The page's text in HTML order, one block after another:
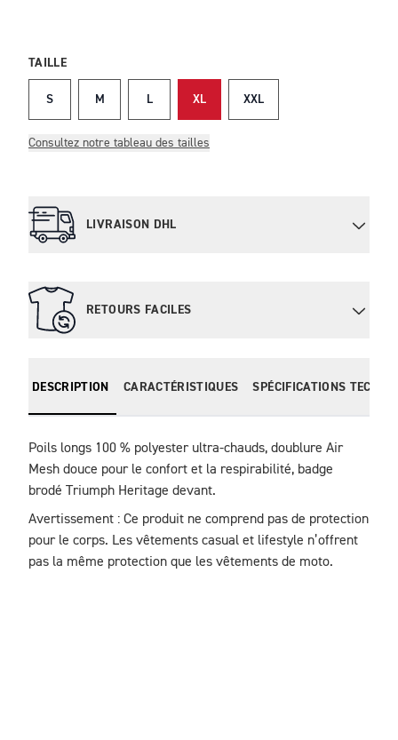
TAILLE
S M L XL XXL
Consultez notre tableau des tailles
LIVRAISON DHL
RETOURS FACILES
DESCRIPTION CARACTÉRISTIQUES SPÉCIFICATIONS
Poils longs 100 % polyester ultra-chauds, doublure Air
Mesh douce pour le confort et la respirabilité, badge
brodé Triumph Heritage devant.
Avertissement : Ce produit ne comprend pas de protection
pour le corps. Les vêtements casual et lifestyle n’offrent
pas la même protection que les vêtements de moto.